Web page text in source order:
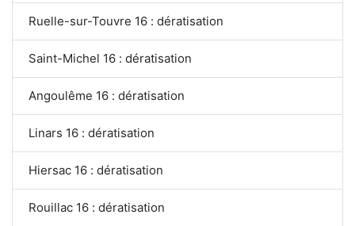
Ruelle-sur-Touvre 16 : dératisation
Saint-Michel 16 : dératisation
Angoulême 16 : dératisation
Linars 16 : dératisation
Hiersac 16 : dératisation
Rouillac 16 : dératisation